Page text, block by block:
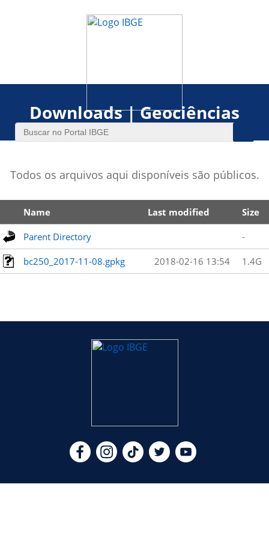
Downloads | Geociências
Todos os arquivos aqui disponíveis são públicos.
Name Last modified Size
Parent Directory -
bc250_2017-11-08.gpkg 2018-02-16 13:54 1.4G